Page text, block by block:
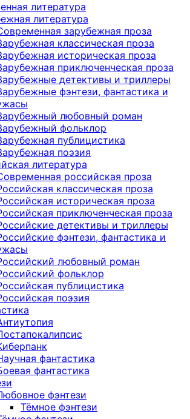
литература
литература
зарубежная проза
классическая проза
историческая проза
приключенческая проза
детективы и триллеры
фэнтези, фантастика и
любовный роман
фольклор
публицистика
поэзия
литература
российская проза
классическая проза
историческая проза
приключенческая проза
детективы и триллеры
фэнтези, фантастика и
любовный роман
фольклор
публицистика
поэзия
фантастика
фантастика
фэнтези
Тёмное фэнтези